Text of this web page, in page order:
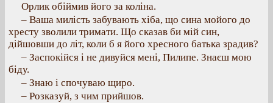
Орлик обіймив його за коліна.
– Ваша милість забувають хіба, що сина мойого до
хресту зволили тримати. Що сказав би мій син,
дійшовши до літ, коли б я його хресного батька зрадив?
– Заспокійся і не дивуйся мені, Пилипе. Знаєш мою
біду.
– Знаю і спочуваю щиро.
– Розказуй, з чим прийшов.